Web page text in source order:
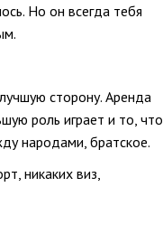
Но он всегда тебя
сторону. Аренда
роль играет и то, что
народами, братское.
никаких виз,